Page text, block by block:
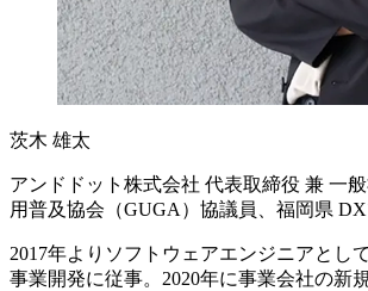
茨木 雄太
アンドドット株式会社 代表取締役 兼 一
用普及協会（GUGA）協議員、福岡県
2017年よりソフトウェアエンジニアとし
事業開発に従事。2020年に事業会社の新